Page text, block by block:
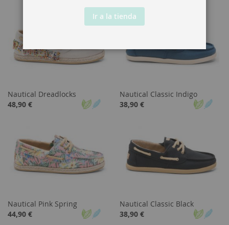
Nautical Dreadlocks
48,90 €
Nautical Classic Indigo
38,90 €
Nautical Pink Spring
44,90 €
Nautical Classic Black
38,90 €
Ir a la tienda